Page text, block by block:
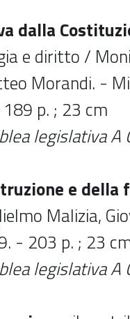
dalla
e diritto /
Morandi. -
p. ; 23 cm
legislativa A
e della
Malizia,
- 203 p. ; 23
legislativa A